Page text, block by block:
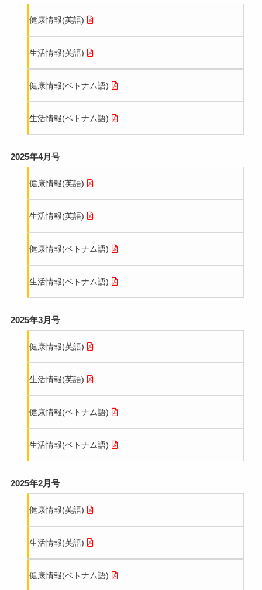
健康情報(英語)
生活情報(英語)
健康情報(ベトナム語)
生活情報(ベトナム語)
2025年4月号
健康情報(英語)
生活情報(英語)
健康情報(ベトナム語)
生活情報(ベトナム語)
2025年3月号
健康情報(英語)
生活情報(英語)
健康情報(ベトナム語)
生活情報(ベトナム語)
2025年2月号
健康情報(英語)
生活情報(英語)
健康情報(ベトナム語)